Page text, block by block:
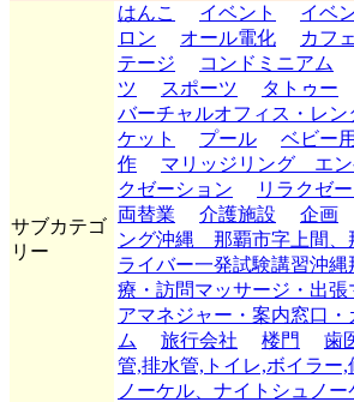
サブカテゴ
リー
はんこ イベント イベ
ロン
オール電化 カフェ
テージ
コンドミニアム
ツ
スポーツ タトゥー
バーチャルオフィス・レン
ケット
プール ベビー
作
マリッジリング エ
クゼーション
リラクゼ
両替業
介護施設 企画
ング沖縄 那覇市字上間
ライバー一発試験講習沖
療・訪問マッサージ・出
アマネジャー・案内窓口
ム
旅行会社 楼門 歯
管,排水管,トイレ,ボイラー
ノーケル、ナイトシュノ